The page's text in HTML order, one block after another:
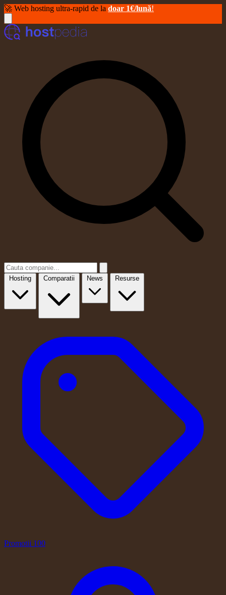
🚀 Web hosting ultra-rapid de la doar 1€/lună!
Hosting Comparatii News Resurse
Promotii 100